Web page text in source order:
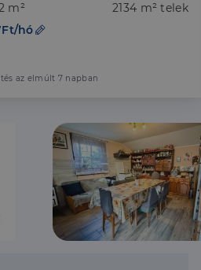
m²
2134 m² telek
hó
az elmúlt 7 napban